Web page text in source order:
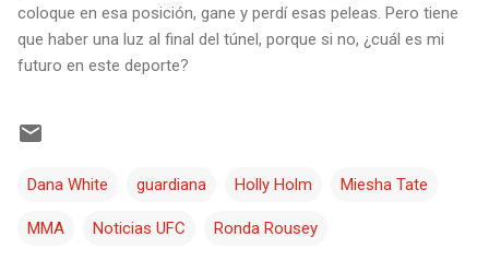
coloque en esa posición, gane y perdí esas peleas. Pero tiene
que haber una luz al final del túnel, porque si no, ¿cuál es mi
futuro en este deporte?
Dana White guardiana Holly Holm Miesha Tate
MMA Noticias UFC Ronda Rousey